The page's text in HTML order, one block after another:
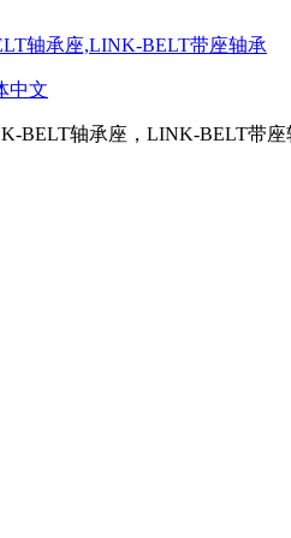
中文
BELT轴承座，LINK-BELT带座